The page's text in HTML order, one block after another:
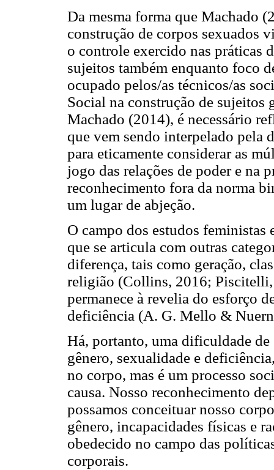
Da mesma forma que Machado
construção de corpos sexuados
o controle exercido nas práticas
sujeitos também enquanto foco
ocupado pelos/as técnicos/as
Social na construção de sujeitos
Machado (2014), é necessário
que vem sendo interpelado pela
para eticamente considerar as
jogo das relações de poder e na
reconhecimento fora da norma
um lugar de abjeção.
O campo dos estudos feministas
que se articula com outras
diferença, tais como geração,
religião (Collins, 2016;
permanece à revelia do esforço
deficiência (A. G. Mello &
Há, portanto, uma dificuldade de
gênero, sexualidade e
no corpo, mas é um processo
causa. Nosso reconhecimento
possamos conceituar nosso
gênero, incapacidades físicas e
obedecido no campo das
corporais.